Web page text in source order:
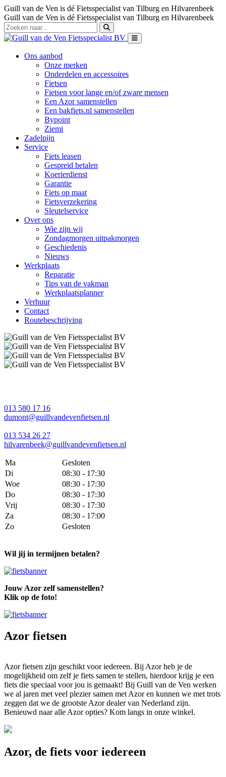
Guill van de Ven is dé Fietsspecialist van Tilburg en Hilvarenbeek
Guill van de Ven is dé Fietsspecialist van Tilburg en Hilvarenbeek
Ons aanbod
Onze merken
Onderdelen en accessoires
Fietsen
Fietsen voor lange en/of zware mensen
Een Azor samenstellen
Een bakfiets.nl samenstellen
Bypoint
Ziemi
Zadelpijn
Service
Fiets leasen
Gespreid betalen
Koerierdienst
Garantie
Fiets op maat
Fietsverzekering
Sleutelservice
Over ons
Wie zijn wij
Zondagmorgen uitpakmorgen
Geschiedenis
Nieuws
Werkplaats
Reparatie
Tips van de vakman
Werkplaatsplanner
Verhuur
Contact
Routebeschrijving
013 580 17 16
dumont@guillvandevenfietsen.nl
013 534 26 27
hilvarenbeek@guillvandevenfietsen.nl
Ma
Gesloten
Di
08:30 - 17:30
Woe
08:30 - 17:30
Do
08:30 - 17:30
Vrij
08:30 - 17:30
Za
08:30 - 17:00
Zo
Gesloten
Wil jij in termijnen betalen?
Jouw Azor zelf samenstellen?
Klik op de foto!
Azor fietsen
Azor fietsen zijn geschikt voor iedereen. Bij Azor heb je de
mogelijkheid om zelf je fiets samen te stellen, hierdoor krijg je een
fiets die speciaal voor jou is gemaakt! Bij Guill van de Ven werken
we al jaren met veel plezier samen met Azor en kunnen we met trots
zeggen dat we de grootste Azor dealer van Nederland zijn.
Benieuwd naar alle Azor opties? Kom langs in onze winkel.
Azor, de fiets voor iedereen